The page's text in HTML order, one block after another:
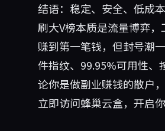
结语：稳定、安全、低成
刷大V榜本质是流量博弈
赚到第一笔钱，但封号潮
件指纹、99.95%可用性
论你是做副业赚钱的散户
立即访问蜂巢云盒，开启